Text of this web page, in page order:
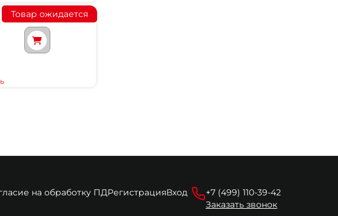
Товар ожидается
на обработку ПДРегистрацияВход
+7 (499) 110-39-42
Заказать звонок